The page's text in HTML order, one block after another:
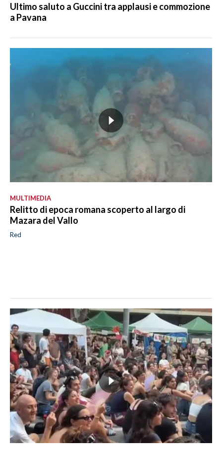
Ultimo saluto a Guccini tra applausi e commozione
a Pavana
MULTIMEDIA
Relitto di epoca romana scoperto al largo di
Mazara del Vallo
Red